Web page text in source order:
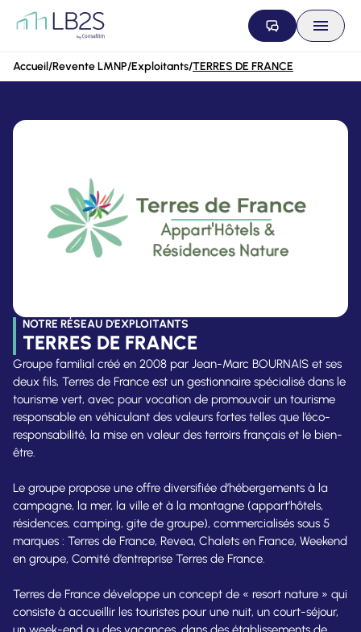
Aller au contenu
Accueil/Revente LMNP/Exploitants/TERRES DE FRANCE
NOTRE RÉSEAU D'EXPLOITANTS
TERRES DE FRANCE
Groupe familial créé en 2008 par Jean-Marc BOURNAIS et ses
deux fils, Terres de France est un gestionnaire spécialisé dans le
tourisme vert, avec pour vocation de promouvoir un tourisme
responsable en véhiculant des valeurs fortes telles que l’éco-
responsabilité, la mise en valeur des terroirs français et le bien-
être.
Le groupe propose une offre diversifiée d’hébergements à la
campagne, la mer, la ville et à la montagne (appart’hôtels,
résidences, camping, gite de groupe), commercialisés sous 5
marques : Terres de France, Revea, Chalets en France, Weekend
en groupe, Comité d’entreprise Terres de France.
Terres de France développe un concept de « resort nature » qui
consiste à accueillir les touristes pour une nuit, un court-séjour,